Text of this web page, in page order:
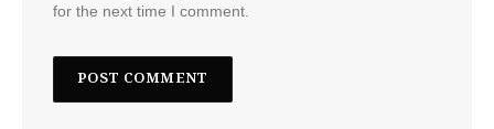
for the next time I comment.